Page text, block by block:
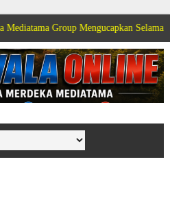
Mengucapkan Selamat